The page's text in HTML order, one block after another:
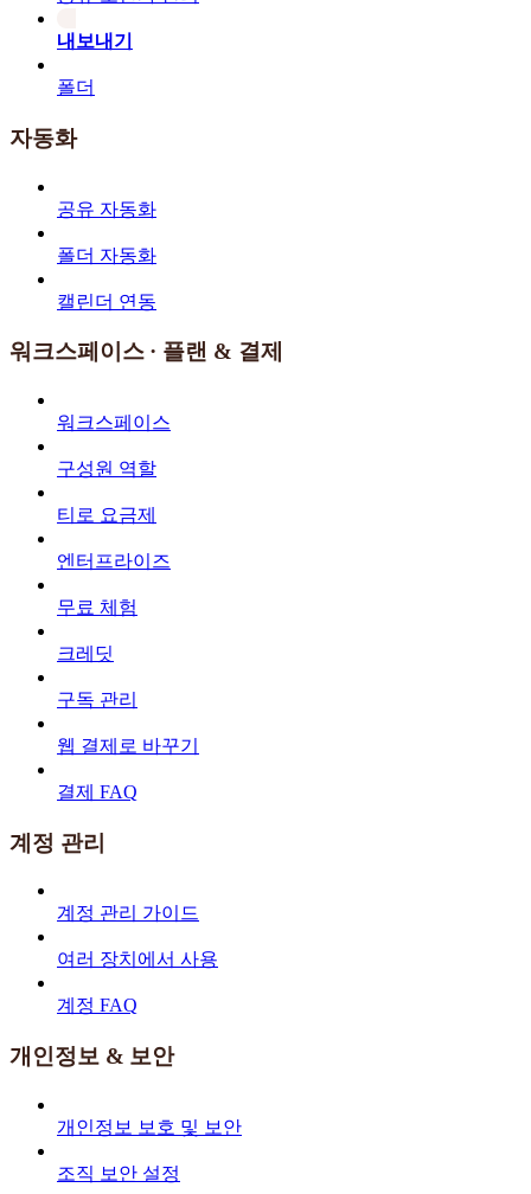
내보내기
폴더
자동화
공유 자동화
폴더 자동화
캘린더 연동
워크스페이스 · 플랜 & 결제
워크스페이스
구성원 역할
티로 요금제
엔터프라이즈
무료 체험
크레딧
구독 관리
웹 결제로 바꾸기
결제 FAQ
계정 관리
계정 관리 가이드
여러 장치에서 사용
계정 FAQ
개인정보 & 보안
개인정보 보호 및 보안
조직 보안 설정